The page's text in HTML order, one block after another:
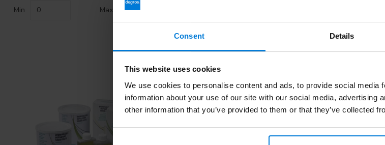
Consent Details
This website uses cookies
We use cookies to personalise content and ads, to provide social media
information about your use of our site with our social media, advertising
other information that you’ve provided to them or that they’ve collected
Min Max
Koop uw Suiker Hars eenvoudig en snel in onze
Wij zijn lid van Thuiswinkel en daarom is kopen bij Degros
Wat betaal ik aan verzendkosten en wat zijn de levertijden?
Verzenden kost €6,95 en is Gratis vanaf €150,- Voor 16:00
gedaan met artikelen met een langere levertijd, dan